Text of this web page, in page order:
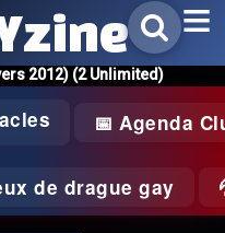
2012) (2 Unlimited)
📅 Agenda
de drague gay